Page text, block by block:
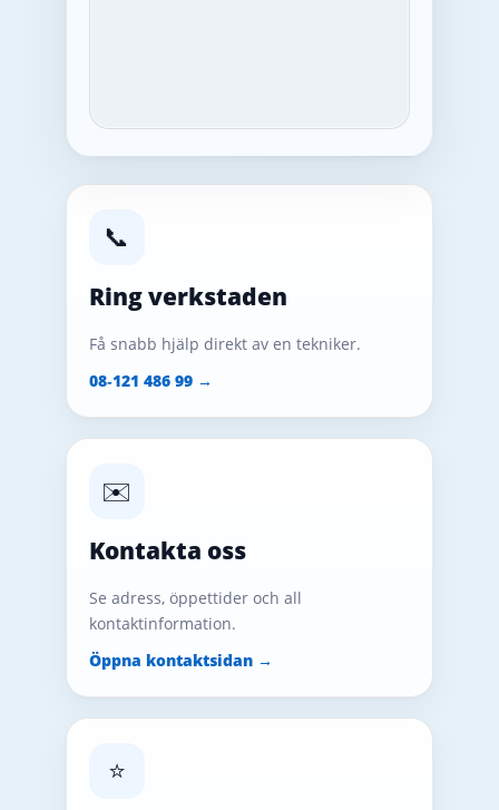
📞
Ring verkstaden
Få snabb hjälp direkt av en tekniker.
08‑121 486 99 →
✉️
Kontakta oss
Se adress, öppettider och all
kontaktinformation.
Öppna kontaktsidan →
⭐